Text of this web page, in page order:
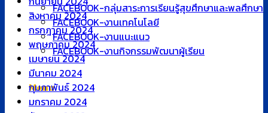
FACEBOOK-กลุ่มสาระการเรียนรู้สุขศึกษาและพลศึกษา
FACEBOOK-งานเทคโนโลยี
FACEBOOK-งานแนะแนว
FACEBOOK-งานกิจกรรมพัฒนาผู้เรียน
Menu
สิงหาคม 2024
กรกฎาคม 2024
พฤษภาคม 2024
เมษายน 2024
มีนาคม 2024
กุมภาพันธ์ 2024
มกราคม 2024